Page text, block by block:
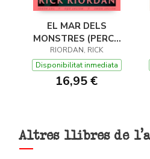
EL MAR DELS
MONSTRES (PERCY
JACKSON I ELS DÉUS
DE L'OLIMP 2)
RIORDAN, RICK
Disponibilitat inmediata
16,95 €
Altres llibres de